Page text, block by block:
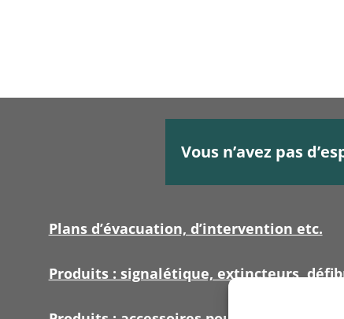
Vous n’avez pas
Plans d’évacuation, d’intervention etc.
Produits : signalétique, extincteurs,